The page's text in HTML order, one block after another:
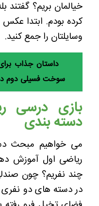
خیالمان بریم؟ گفتند
کرده بودم. ابتدا
وسایلتان را جمع کنید.
داستان جذاب
سوخت فسیلی دوم
بازی درسی
دسته بندی
می خواهیم مبحث
ریاضی اول آموزش
چند نفریم؟ چون
در دسته های دو نفری